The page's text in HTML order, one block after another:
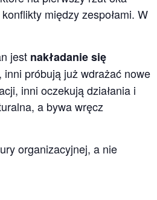
między zespołami. W
jest nakładanie się
próbują już wdrażać nowe
inni oczekują działania i
a bywa wręcz
organizacyjnej, a nie